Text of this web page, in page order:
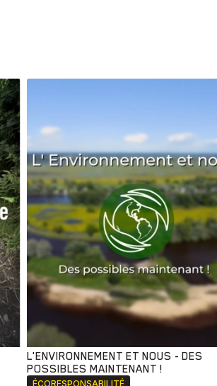
Sport
L'ENVIRONNEMENT ET NOUS - DES
POSSIBLES MAINTENANT !
ÉCORESPONSABILITÉ